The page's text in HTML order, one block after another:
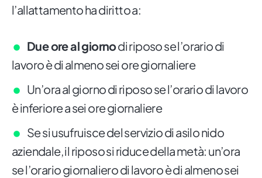
l’allattamento ha diritto a:
Due ore al giornodi riposo se l’orario di
lavoro è di almeno sei ore giornaliere
Un’ora al giorno di riposo se l’orario di lavoro
è inferiore a sei ore giornaliere
Se si usufruisce del servizio di asilo nido
aziendale, il riposo si riduce della metà: un’ora
se l’orario giornaliero di lavoro è di almeno sei